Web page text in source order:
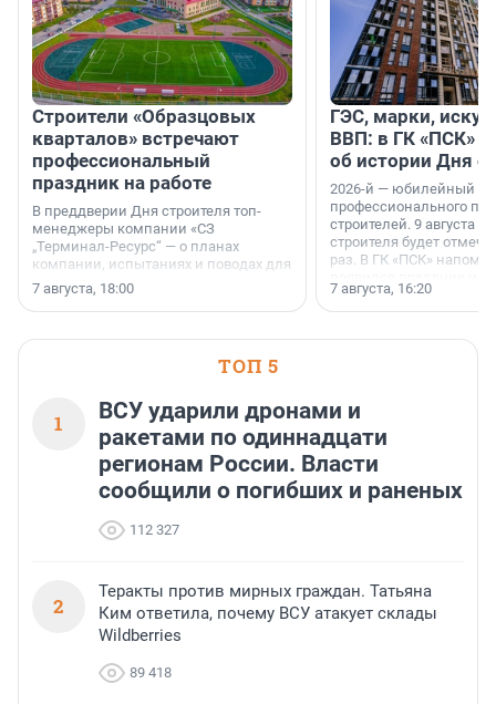
Строители «Образцовых
кварталов» встречают
профессиональный
праздник на работе
В преддверии Дня строителя топ-
менеджеры компании «СЗ
„Терминал-Ресурс“ — о планах
компании, испытаниях и поводах для
осторожного оптимизма.
7 августа, 18:00
ГЭС, марки,
ВВП: в ГК «ПСК»
об истории Дня
2026-й — юбилейный
профессионального
строителей. 9 августа
строителя будет
раз. В ГК «ПСК»
поменялась роль
7 августа, 16:20
ТОП 5
1
ВСУ ударили дронами и
ракетами по одиннадцати
регионам России. Власти
сообщили о погибших и раненых
112 327
2
Теракты против мирных граждан. Татьяна
Ким ответила, почему ВСУ атакует склады
Wildberries
89 418